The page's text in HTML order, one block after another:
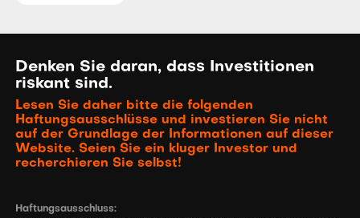
Denken Sie daran, dass Investitionen
riskant sind.
Lesen Sie daher bitte die folgenden
Haftungsausschlüsse und investieren Sie nicht
auf der Grundlage der Informationen auf dieser
Website. Seien Sie ein kluger Investor und
recherchieren Sie selbst!
Haftungsausschluss: